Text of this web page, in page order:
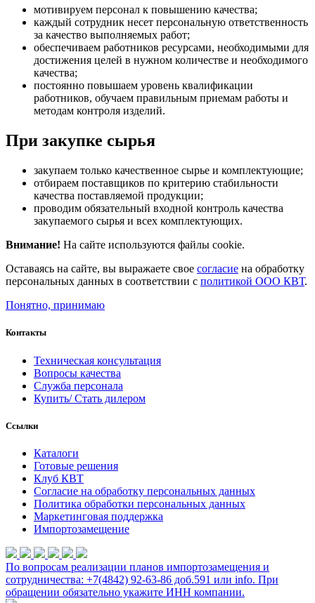
мотивируем персонал к повышению качества;
каждый сотрудник несет персональную ответственность
за качество выполняемых работ;
обеспечиваем работников ресурсами, необходимыми для
достижения целей в нужном количестве и необходимого
качества;
постоянно повышаем уровень квалификации
работников, обучаем правильным приемам работы и
методам контроля изделий.
При закупке сырья
закупаем только качественное сырье и комплектующие;
отбираем поставщиков по критерию стабильности
качества поставляемой продукции;
проводим обязательный входной контроль качества
закупаемого сырья и всех комплектующих.
Внимание! На сайте используются файлы cookie.
Оставаясь на сайте, вы выражаете свое согласие на обработку
персональных данных в соответствии с политикой ООО КВТ.
Понятно, принимаю
Контакты
Техническая консультация
Вопросы качества
Служба персонала
Купить/ Стать дилером
Ссылки
Каталоги
Готовые решения
Клуб КВТ
Согласие на обработку персональных данных
Политика обработки персональных данных
Маркетинговая поддержка
Импортозамещение
По вопросам реализации планов импортозамещения и
сотрудничества: +7(4842) 92-63-86 доб.591 или info. При
обращении обязательно укажите ИНН компании.